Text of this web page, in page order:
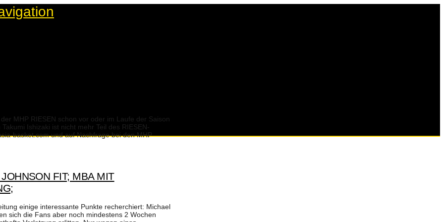
MHP RIESEN schon vor oder im Laufe der Saison
Ishizaki ist nicht mehr Teil des RIESEN-
basket.com und auf Nachfrage bei den MHP
FIT; MBA MIT
einige interessante Punkte recherchiert: Michael
sich die Fans aber noch mindestens 2 Wochen